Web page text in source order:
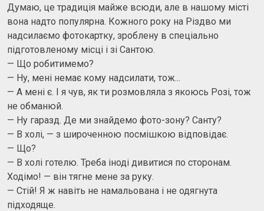
Думаю, це традиція майже всюди, але в нашому місті
вона надто популярна. Кожного року на Різдво ми
надсилаємо фотокартку, зроблену в спеціально
підготовленому місці і зі Сантою.
— Що робитимемо?
— Ну, мені немає кому надсилати, тож...
— А мені є. І я чув, як ти розмовляла з якоюсь Розі, тож
не обманюй.
— Ну гаразд. Де ми знайдемо фото-зону? Санту?
— В холі, — з широченною посмішкою відповідає.
— Що?
— В холі готелю. Треба іноді дивитися по сторонам.
Ходімо! — він тягне мене за руку.
— Стій! Я ж навіть не намальована і не одягнута
підходяще.